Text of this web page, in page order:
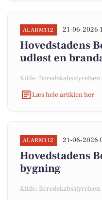
ALARM112 21-06-2026
Hovedstadens
udløst en
Kilde: Beredskabsstyrelsen
Læs hele artiklen her
ALARM112 21-06-2026
Hovedstadens
bygning
Kilde: Beredskabsstyrelsen